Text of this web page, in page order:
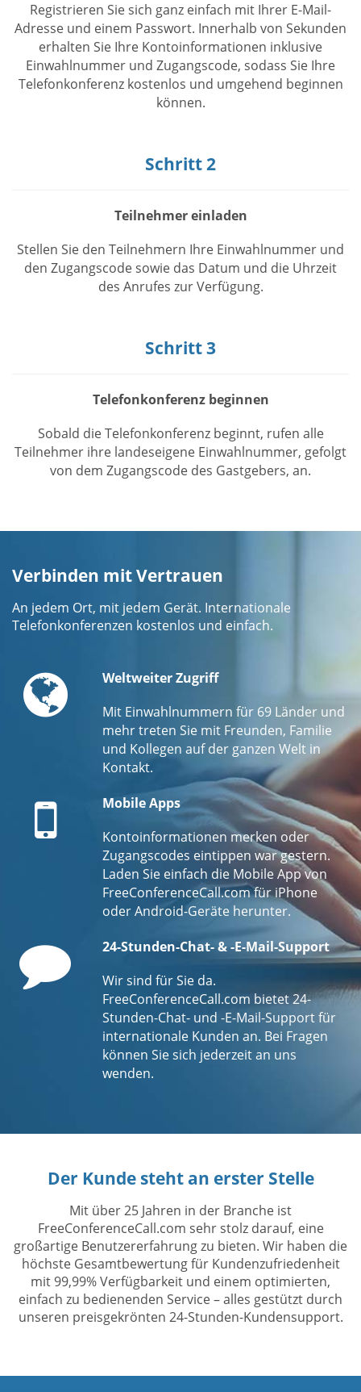
Registrieren Sie sich ganz einfach mit Ihrer E-Mail-
Adresse und einem Passwort. Innerhalb von Sekunden
erhalten Sie Ihre Kontoinformationen inklusive
Einwahlnummer und Zugangscode, sodass Sie Ihre
Telefonkonferenz kostenlos und umgehend beginnen
können.
Schritt 2
Teilnehmer einladen
Stellen Sie den Teilnehmern Ihre Einwahlnummer und
den Zugangscode sowie das Datum und die Uhrzeit
des Anrufes zur Verfügung.
Schritt 3
Telefonkonferenz beginnen
Sobald die Telefonkonferenz beginnt, rufen alle
Teilnehmer ihre landeseigene Einwahlnummer, gefolgt
von dem Zugangscode des Gastgebers, an.
Verbinden mit Vertrauen
An jedem Ort, mit jedem Gerät. Internationale
Telefonkonferenzen kostenlos und einfach.
GlobeWeltweiter Zugriff
Mit Einwahlnummern für 69 Länder und
mehr treten Sie mit Freunden, Familie
und Kollegen auf der ganzen Welt in
Kontakt.
Mobile
Mobile Apps
Kontoinformationen merken oder
Zugangscodes eintippen war gestern.
Laden Sie einfach die Mobile App von
FreeConferenceCall.com für iPhone
oder Android-Geräte herunter.
Comment
24-Stunden-Chat- & -E-Mail-Support
Wir sind für Sie da.
FreeConferenceCall.com bietet 24-
Stunden-Chat- und -E-Mail-Support für
internationale Kunden an. Bei Fragen
können Sie sich jederzeit an uns
wenden.
Der Kunde steht an erster Stelle
Mit über 25 Jahren in der Branche ist
FreeConferenceCall.com sehr stolz darauf, eine
großartige Benutzererfahrung zu bieten. Wir haben die
höchste Gesamtbewertung für Kundenzufriedenheit
mit 99,99% Verfügbarkeit und einem optimierten,
einfach zu bedienenden Service – alles gestützt durch
unseren preisgekrönten 24-Stunden-Kundensupport.